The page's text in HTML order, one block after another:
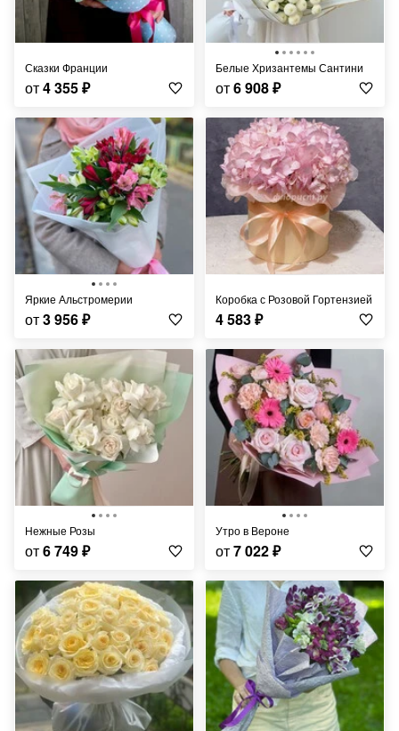
Сказки Франции
от4 355₽
Белые Хризантемы Сантини
от6 908₽
Яркие Альстромерии
от3 956₽
Коробка с Розовой Гортензией
4 583₽
Нежные Розы
от6 749₽
Утро в Вероне
от7 022₽